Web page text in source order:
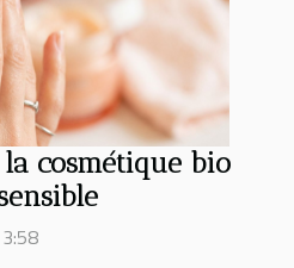
cosmétique bio